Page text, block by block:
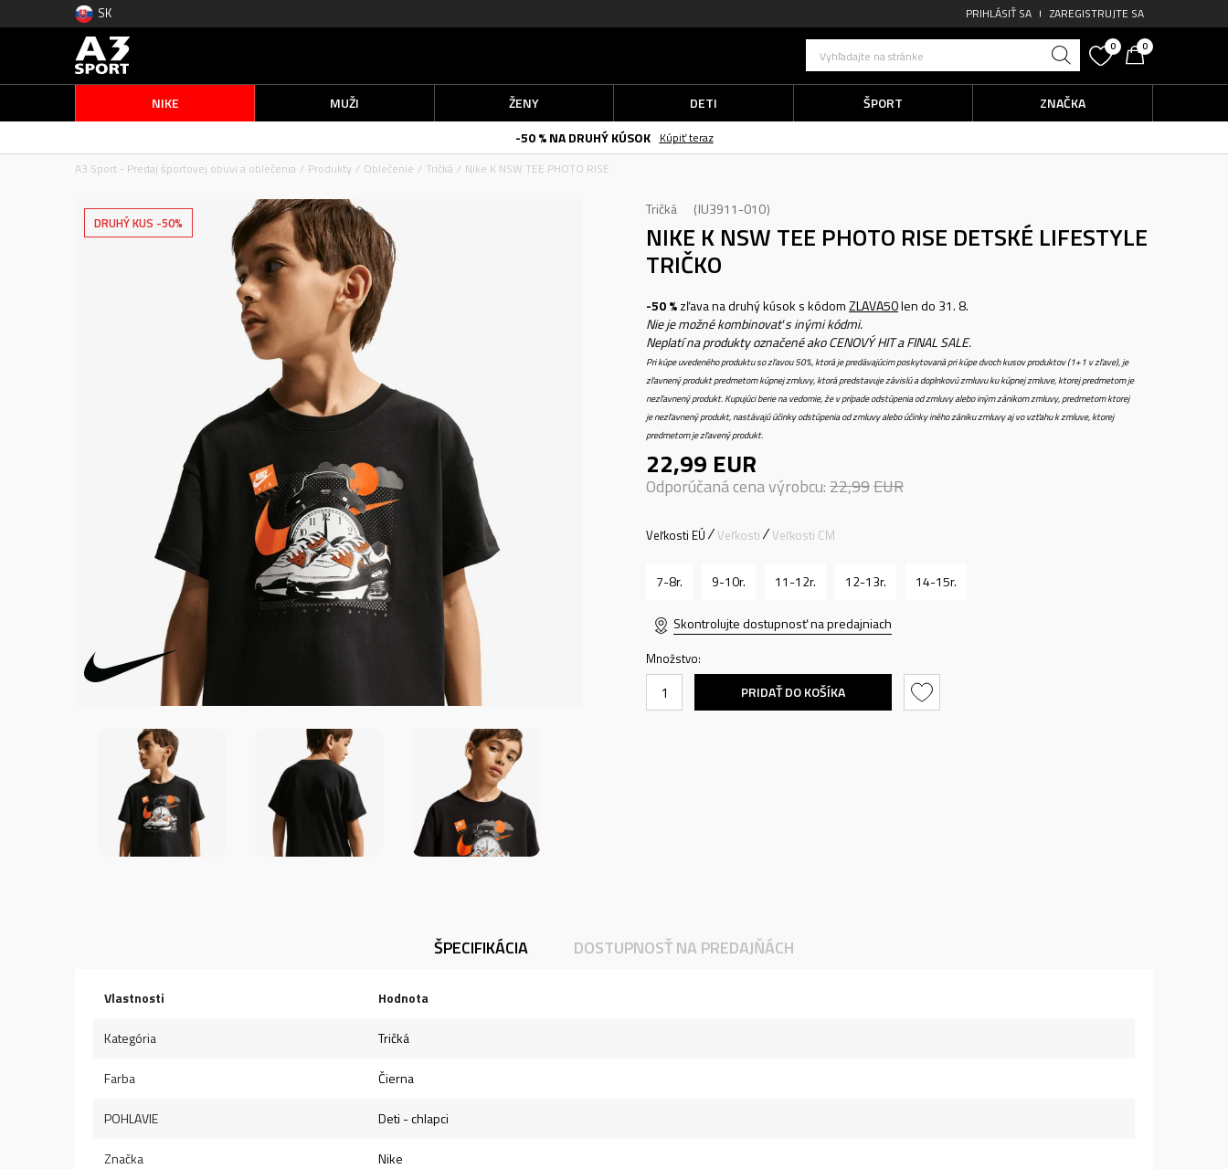
SK PRIHLÁSIŤ SA ZAREGISTRUJTE SA
Vyhľadajte na stránke
0 0
NIKE MUŽI ŽENY DETI ŠPORT
ZNAČKA
-50 % NA DRUHÝ KÚSOK
Kúpiť teraz
A3 Sport - Predaj športovej obuvi a oblečenia
Produkty Oblečenie Tričká Nike K NSW TEE PHOTO RISE
DRUHÝ KUS -50%
Tričká IU3911-010
NIKE K NSW TEE PHOTO RISE DETSKÉ LIFESTYLE
TRIČKO
-50 %zľava na druhý kúsok s kódomZLAVA50len do 31. 8.
Nie je možné kombinovať s inými kódmi.
Neplatí na produkty označené ako CENOVÝ HIT a FINAL SALE.
Pri kúpe uvedeného produktu so zľavou 50%, ktorá je predávajúcim poskytovaná pri kúpe dvoch kusov produktov (1+1 v zľave), je
zľavnený produkt predmetom kúpnej zmluvy, ktorá predstavuje závislú a doplnkovú zmluvu ku kúpnej zmluve, ktorej predmetom je
nezľavnený produkt. Kupujúci berie na vedomie, že v prípade odstúpenia od zmluvy alebo iným zánikom zmluvy, predmetom ktorej
je nezľavnený produkt, nastávajú účinky odstúpenia od zmluvy alebo účinky iného zániku zmluvy aj vo vzťahu k zmluve, ktorej
predmetom je zľavený produkt.
22,99 EUR
Odporúčaná cena výrobcu:22,99EUR
Veľkosti EÚ Veľkosti Veľkosti CM
7-8r. 9-10r. 11-12r. 12-13r. 14-15r.
Skontrolujte dostupnosť na predajniach
Množstvo:
PRIDAŤ DO KOŠÍKA
ŠPECIFIKÁCIA DOSTUPNOSŤ NA PREDAJŇÁCH
Vlastnosti Hodnota
Kategória Tričká
Farba Čierna
POHLAVIE Deti - chlapci
Značka Nike